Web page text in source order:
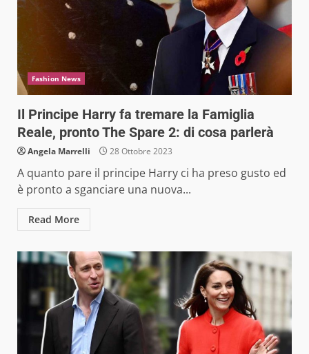
Fashion News
Il Principe Harry fa tremare la Famiglia
Reale, pronto The Spare 2: di cosa parlerà
Angela Marrelli 28 Ottobre 2023
A quanto pare il principe Harry ci ha preso gusto ed
è pronto a sganciare una nuova...
Read More